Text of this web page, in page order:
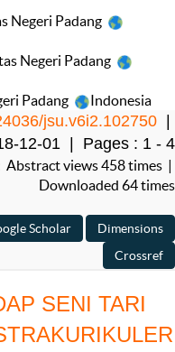
Negeri Padang
Negeri Padang
Padang Indonesia
jsu.v6i2.102750
12-01 | Pages : 1 - 4
views 458 times |
Downloaded 64 times
SENI TARI